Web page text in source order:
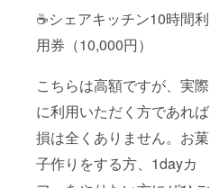
☕️シェアキッチン10時間利
用券（10,000円）
こちらは高額ですが、実際
に利用いただく方であれば
損は全くありません。お菓
子作りをする方、1dayカ